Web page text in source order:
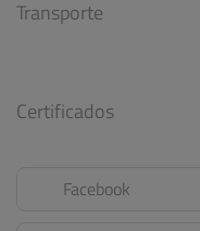
Transporte
Certificados
Facebook